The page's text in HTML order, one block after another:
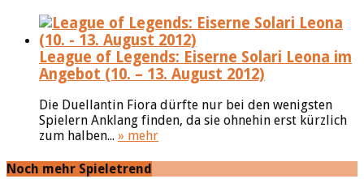
League of Legends: Eiserne Solari Leona im
Angebot (10. – 13. August 2012)
Die Duellantin Fiora dürfte nur bei den wenigsten
Spielern Anklang finden, da sie ohnehin erst kürzlich
zum halben... » mehr
Noch mehr Spieletrend